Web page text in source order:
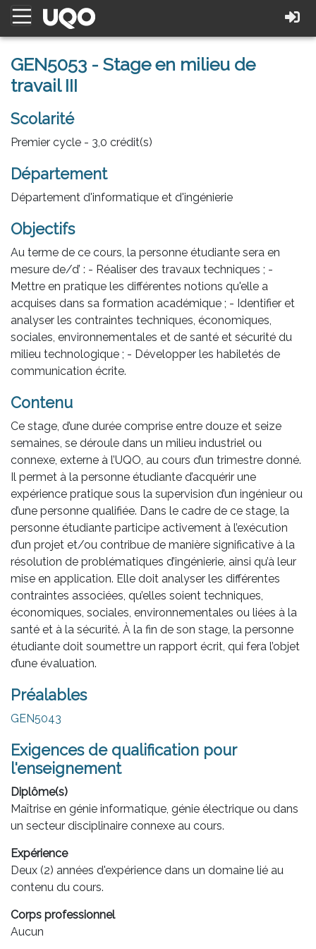
GEN5053 - Stage en milieu de
travail III
Scolarité
Premier cycle - 3,0 crédit(s)
Département
Département d'informatique et d'ingénierie
Objectifs
Au terme de ce cours, la personne étudiante sera en
mesure de/d’ : - Réaliser des travaux techniques ; -
Mettre en pratique les différentes notions qu'elle a
acquises dans sa formation académique ; - Identifier et
analyser les contraintes techniques, économiques,
sociales, environnementales et de santé et sécurité du
milieu technologique ; - Développer les habiletés de
communication écrite.
Contenu
Ce stage, d’une durée comprise entre douze et seize
semaines, se déroule dans un milieu industriel ou
connexe, externe à l’UQO, au cours d’un trimestre donné.
Il permet à la personne étudiante d’acquérir une
expérience pratique sous la supervision d’un ingénieur ou
d’une personne qualifiée. Dans le cadre de ce stage, la
personne étudiante participe activement à l’exécution
d’un projet et/ou contribue de manière significative à la
résolution de problématiques d’ingénierie, ainsi qu’à leur
mise en application. Elle doit analyser les différentes
contraintes associées, qu’elles soient techniques,
économiques, sociales, environnementales ou liées à la
santé et à la sécurité. À la fin de son stage, la personne
étudiante doit soumettre un rapport écrit, qui fera l’objet
d’une évaluation.
Préalables
GEN5043
Exigences de qualification pour
l'enseignement
Diplôme(s)
Maîtrise en génie informatique, génie électrique ou dans
un secteur disciplinaire connexe au cours.
Expérience
Deux (2) années d'expérience dans un domaine lié au
contenu du cours.
Corps professionnel
Aucun